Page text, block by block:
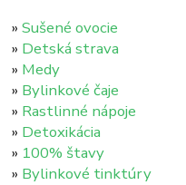
»Sušené ovocie
» Detská strava
» Medy
» Bylinkové čaje
» Rastlinné nápoje
» Detoxikácia
» 100% štavy
» Bylinkové tinktúry